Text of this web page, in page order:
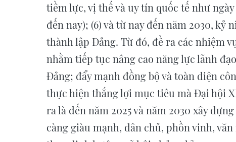
tiềm lực, vị thế và uy tín quốc tế như ngày
đến nay); (6) và từ nay đến năm 2030, kỷ
thành lập Đảng. Từ đó, đề ra các nhiệm
nhằm tiếp tục nâng cao năng lực lãnh
Đảng; đẩy mạnh đồng bộ và toàn diện
thực hiện thắng lợi mục tiêu mà Đại hội
ra là đến năm 2025 và năm 2030 xây
càng giàu mạnh, dân chủ, phồn vinh,